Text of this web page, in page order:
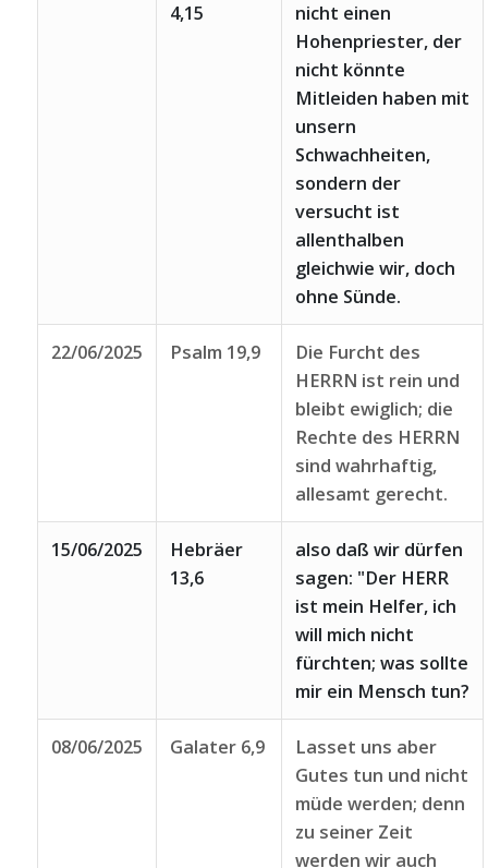
4,15
nicht einen
Hohenpriester, der
nicht könnte
Mitleiden haben mit
unsern
Schwachheiten,
sondern der
versucht ist
allenthalben
gleichwie wir, doch
ohne Sünde.
22/06/2025 Psalm 19,9
Die Furcht des
HERRN ist rein und
bleibt ewiglich; die
Rechte des HERRN
sind wahrhaftig,
allesamt gerecht.
15/06/2025
Hebräer
13,6
also daß wir dürfen
sagen: "Der HERR
ist mein Helfer, ich
will mich nicht
fürchten; was sollte
mir ein Mensch tun?
08/06/2025 Galater 6,9
Lasset uns aber
Gutes tun und nicht
müde werden; denn
zu seiner Zeit
werden wir auch